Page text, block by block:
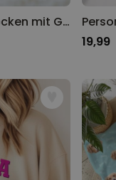
Personalisierbare Socken mit Gesicht im Comic-Style
19,99